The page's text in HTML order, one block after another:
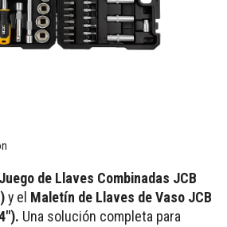
Juego de Llaves Combinadas JCB
y el Maletín de Llaves de Vaso JCB
Una solución completa para